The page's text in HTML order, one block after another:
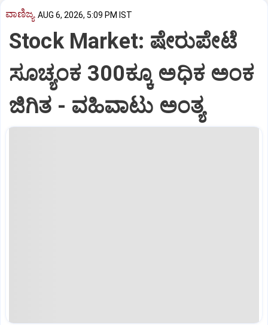
ವಾಣಿಜ್ಯ AUG 6, 2026, 5:09 PM IST
Stock Market: ಷೇರುಪೇಟೆ
ಸೂಚ್ಯಂಕ 300ಕ್ಕೂ ಅಧಿಕ ಅಂಕ
ಜಿಗಿತ - ವಹಿವಾಟು ಅಂತ್ಯ